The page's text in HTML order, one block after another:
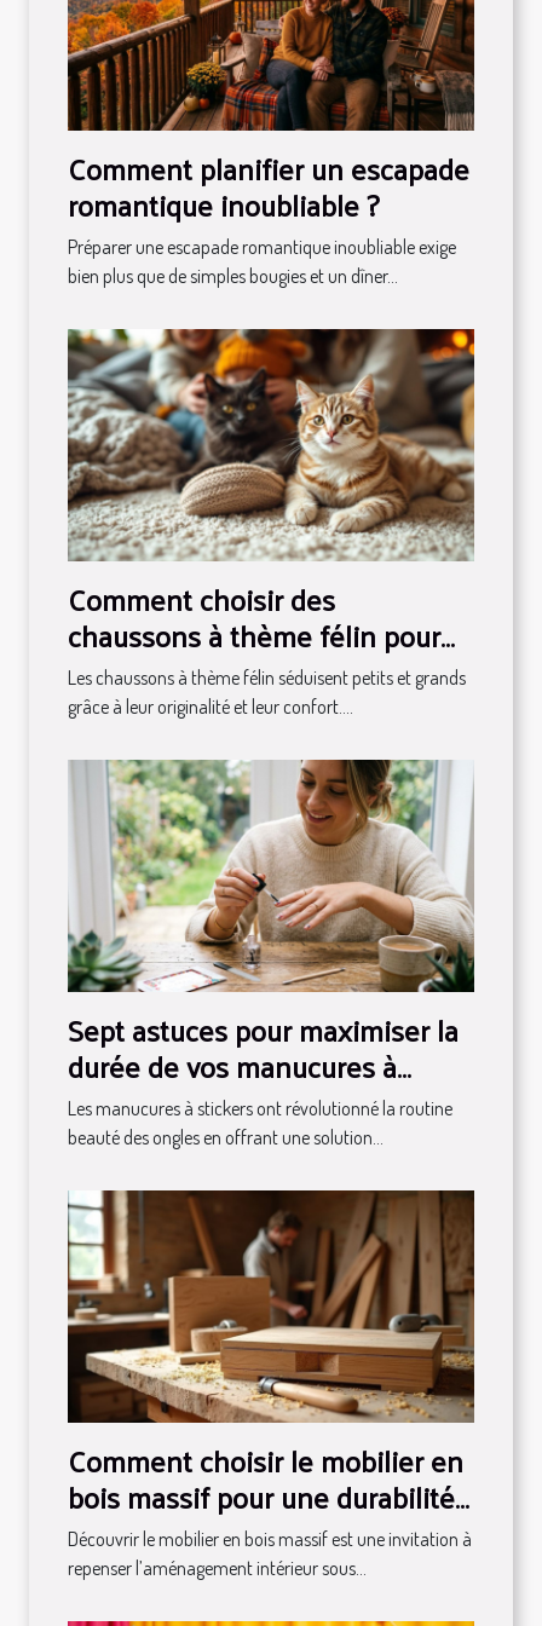
Comment planifier un escapade
romantique inoubliable ?
Préparer une escapade romantique inoubliable exige
bien plus que de simples bougies et un dîner...
Comment choisir des
chaussons à thème félin pour
toute la famille ?
Les chaussons à thème félin séduisent petits et grands
grâce à leur originalité et leur confort....
Sept astuces pour maximiser la
durée de vos manucures à
stickers
Les manucures à stickers ont révolutionné la routine
beauté des ongles en offrant une solution...
Comment choisir le mobilier en
bois massif pour une durabilité
maximale ?
Découvrir le mobilier en bois massif est une invitation à
repenser l’aménagement intérieur sous...